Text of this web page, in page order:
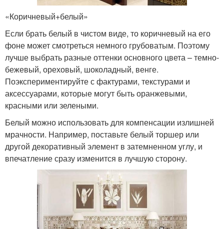
«Коричневый+белый»
Если брать белый в чистом виде, то коричневый на его
фоне может смотреться немного грубоватым. Поэтому
лучше выбрать разные оттенки основного цвета – темно-
бежевый, ореховый, шоколадный, венге.
Поэкспериментируйте с фактурами, текстурами и
аксессуарами, которые могут быть оранжевыми,
красными или зелеными.
Белый можно использовать для компенсации излишней
мрачности. Например, поставьте белый торшер или
другой декоративный элемент в затемненном углу, и
впечатление сразу изменится в лучшую сторону.